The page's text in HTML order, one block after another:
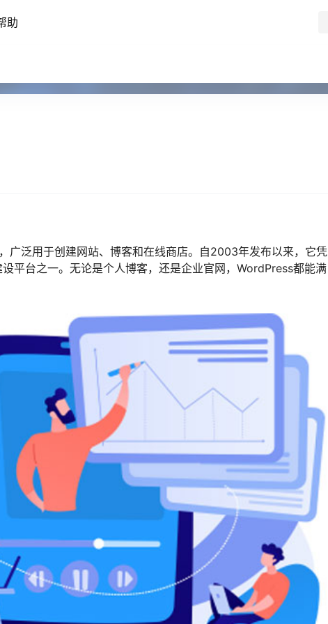
助
广泛用于创建网站、博客和在线商店。自2003年发布以来，它凭
平台之一。无论是个人博客，还是企业官网，WordPress都能满